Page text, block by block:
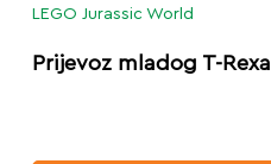
LEGO Jurassic World
Prijevoz mladog T-Rexa